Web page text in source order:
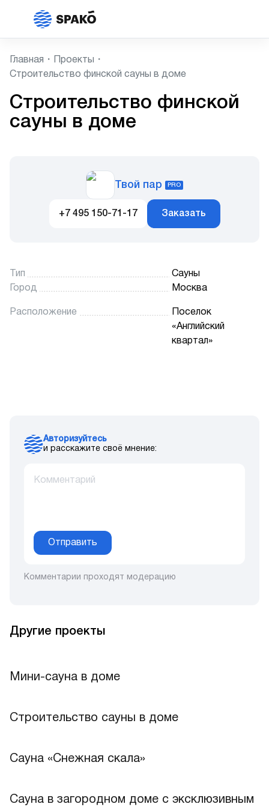
Главная
Проекты
Cтроительство финской сауны в доме
Cтроительство финской
сауны в доме
Твой пар PRO
+7 495 150-71-17 Заказать
Тип
Сауны
Город
Москва
Расположение
Поселок
«Английский
квартал»
Авторизуйтесь
и расскажите своё мнение:
Отправить
Комментарии проходят модерацию
Другие проекты
Лучшее
Мини-сауна в доме
Строительство сауны в доме
Лучшее
Сауна «Снежная скала»
Лучшее
Сауна в загородном доме с эксклюзивным